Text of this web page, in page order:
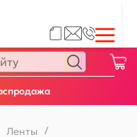
Ленты /